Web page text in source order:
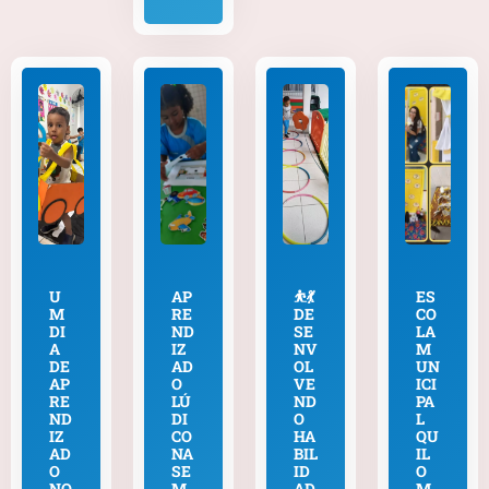
U
M
DI
A
DE
AP
RE
ND
IZ
AD
O
AP
RE
ND
IZ
AD
O
LÚ
DI
CO
NA
SE
⛹️💃
DE
SE
NV
OL
VE
ND
O
HA
BIL
ID
ES
CO
LA
M
UN
ICI
PA
L
QU
IL
O